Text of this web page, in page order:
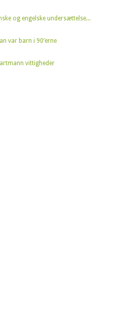
og engelske undersættelse...
var barn i 90’erne
vittigheder